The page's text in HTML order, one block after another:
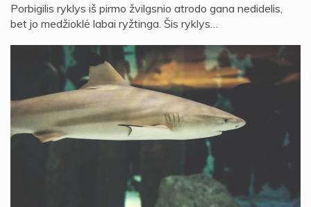
Porbigilis ryklys iš pirmo žvilgsnio atrodo gana nedidelis,
bet jo medžioklė labai ryžtinga. Šis ryklys…